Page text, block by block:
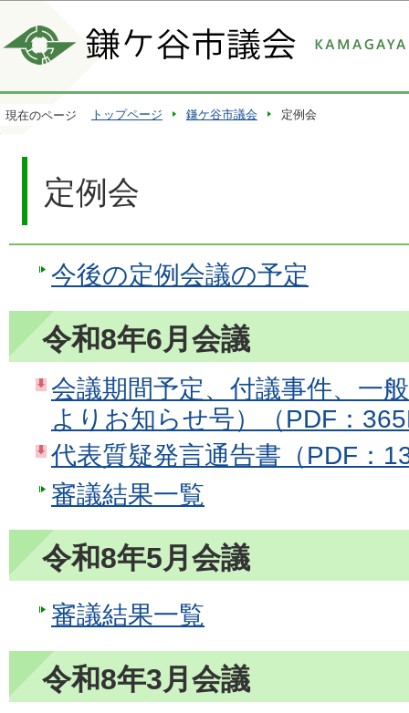
現在のページ トップページ 鎌ケ谷市議会 定例会
定例会
今後の定例会議の予定
令和8年6月会議
会議期間予定、付議事件、一
よりお知らせ号）（PDF：
代表質疑発言通告書（PDF：
審議結果一覧
令和8年5月会議
審議結果一覧
令和8年3月会議